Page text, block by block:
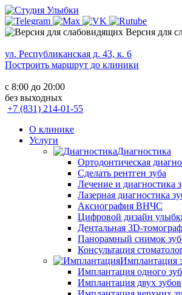
Версия для
ул. Республиканская д. 43, к. 6
Построить маршрут до клиники
с 8:00 до 20:00
без выходных
+7 (831) 214-01-55
О клинике
Услуги
Диагностика
Ортодонтическая
Сделать рентген зуба
Лечение и диагностика
Лазерная диагностика
Аксиография ВНЧС
Цифровой дизайн
Дентальная 3D-
Панорамный снимок
Консультация
Имплантация
Имплантация одного
Имплантация двух зубов